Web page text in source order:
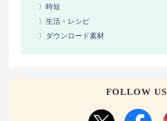
〉時短
〉生活・レシピ
〉ダウンロード素材
FOLLOW US